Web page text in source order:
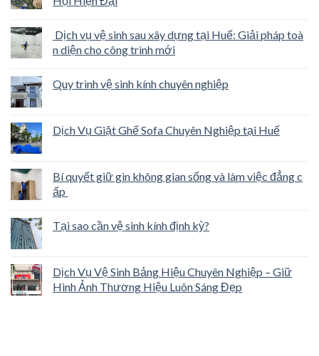
Dịch vụ vệ sinh sau xây dựng tại Huế: Giải pháp toà
n diện cho công trình mới
Quy trình vệ sinh kính chuyên nghiệp
Dịch Vụ Giặt Ghế Sofa Chuyên Nghiệp tại Huế
Bí quyết giữ gìn không gian sống và làm việc đẳng c
ấp
Tại sao cần vệ sinh kính định kỳ?
Dịch Vụ Vệ Sinh Bảng Hiệu Chuyên Nghiệp – Giữ
Hình Ảnh Thương Hiệu Luôn Sáng Đẹp